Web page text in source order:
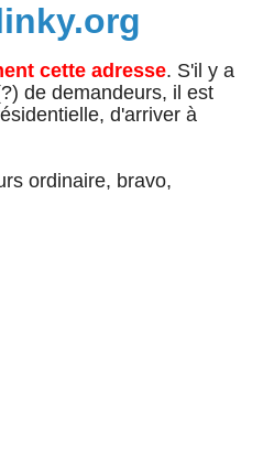
cette adresse. S'il y a
de demandeurs, il est
d'arriver à
ordinaire, bravo,